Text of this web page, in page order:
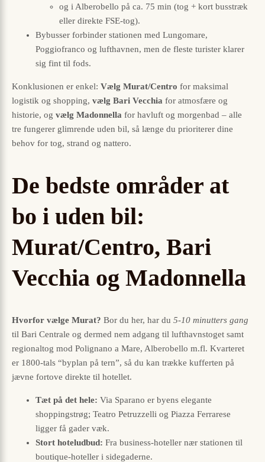
og i Alberobello på ca. 75 min (tog + kort busstræk
eller direkte FSE-tog).
Bybusser forbinder stationen med Lungomare,
Poggiofranco og lufthavnen, men de fleste turister klarer
sig fint til fods.
Konklusionen er enkel: Vælg Murat/Centro for maksimal
logistik og shopping, vælg Bari Vecchia for atmosfære og
historie, og vælg Madonnella for havluft og morgenbad – alle
tre fungerer glimrende uden bil, så længe du prioriterer dine
behov for tog, strand og nattero.
De bedste områder at
bo i uden bil:
Murat/Centro, Bari
Vecchia og Madonnella
Hvorfor vælge Murat? Bor du her, har du 5-10 minutters gang
til Bari Centrale og dermed nem adgang til lufthavnstoget samt
regionaltog mod Polignano a Mare, Alberobello m.fl. Kvarteret
er 1800-tals “byplan på tern”, så du kan trække kufferten på
jævne fortove direkte til hotellet.
Tæt på det hele: Via Sparano er byens elegante
shoppingstrøg; Teatro Petruzzelli og Piazza Ferrarese
ligger få gader væk.
Stort hoteludbud: Fra business-hoteller nær stationen til
boutique-hoteller i sidegaderne.